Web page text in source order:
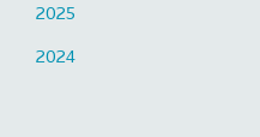
2025
2024